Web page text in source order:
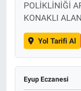
POLİKLİNİĞİ
KONAKLI
Yol Tarifi Al
Eyup Eczanesi